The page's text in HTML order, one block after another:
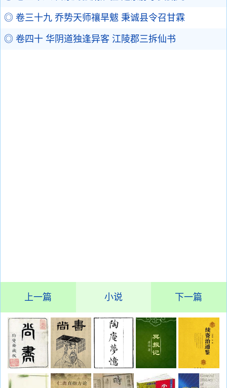
◎ 卷三十九 乔势天师禳旱魃 秉诚县令召甘霖
◎ 卷四十 华阴道独逢异客 江陵郡三拆仙书
上一篇 小说 下一篇